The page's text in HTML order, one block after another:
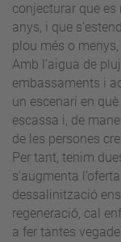
conjecturar que
anys, i que
plou més o
Amb l’aigua de
embassaments i
un escenari en
escassa i, de
de les persones
Per tant, tenim
s’augmenta
dessalinització
regeneració, cal
a fer tantes